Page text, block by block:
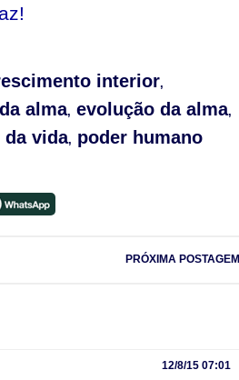
interior,
alma, evolução da alma,
da vida, poder humano
PRÓXIMA POSTAGEM
12/8/15 07:01